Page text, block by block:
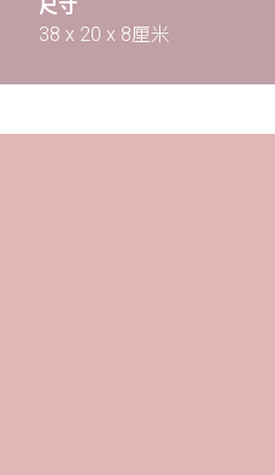
尺寸
38 x 20 x 8厘米